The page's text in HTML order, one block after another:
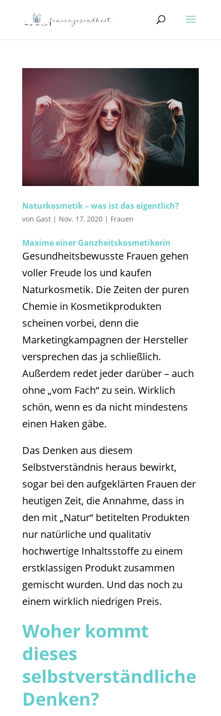
Naturkosmetik – was ist das eigentlich?
von Gast| Nov. 17, 2020| Frauen
Maxime einer Ganzheitskosmetikerin
Gesundheitsbewusste Frauen gehen
voller Freude los und kaufen
Naturkosmetik. Die Zeiten der puren
Chemie in Kosmetikprodukten
scheinen vorbei, denn die
Marketingkampagnen der Hersteller
versprechen das ja schließlich.
Außerdem redet jeder darüber – auch
ohne „vom Fach“ zu sein. Wirklich
schön, wenn es da nicht mindestens
einen Haken gäbe.
Das Denken aus diesem
Selbstverständnis heraus bewirkt,
sogar bei den aufgeklärten Frauen der
heutigen Zeit, die Annahme, dass in
den mit „Natur“ betitelten Produkten
nur natürliche und qualitativ
hochwertige Inhaltsstoffe zu einem
erstklassigen Produkt zusammen
gemischt wurden. Und das noch zu
einem wirklich niedrigen Preis.
Woher kommt
dieses
selbstverständliche
Denken?